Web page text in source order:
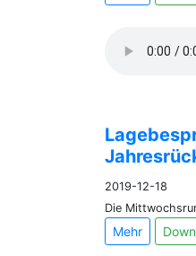
2019-12-18
Die
Mehr